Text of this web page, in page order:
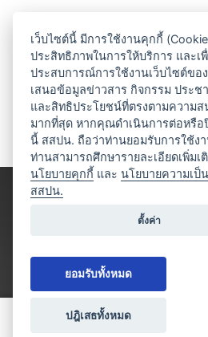
เว็บไซต์นี้ มีการใช้งานคุกกี้
ประสิทธิภาพในการให้บริการ และ
ประสบการณ์การใช้งานเว็บไซต์ขอ
เสนอข้อมูลข่าวสาร กิจกรรม ประช
และสิทธิประโยชน์ที่ตรงตามความ
มากที่สุด หากคุณดำเนินการต่อหรือ
นี้ สสปน. ถือว่าท่านยอมรับการใช้ง
ท่านสามารถศึกษารายละเอียดเพิ่มเ
นโยบายคุกกี้ และนโยบายความเป็
สสปน.
ตั้งค่า
ยอมรับทั้งหมด
ปฎิเสธทั้งหมด